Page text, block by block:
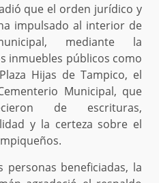
que el orden jurídico y
impulsado al interior de
mediante la
inmuebles públicos como
Hijas de Tampico, el
Municipal, que
de escrituras,
y la certeza sobre el
personas beneficiadas, la